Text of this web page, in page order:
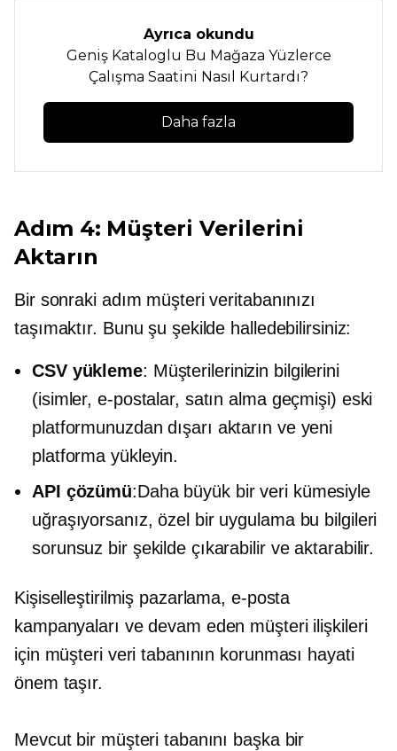
Ayrıca okundu
Geniş Kataloglu Bu Mağaza Yüzlerce
Çalışma Saatini Nasıl Kurtardı?
Daha fazla
Adım 4: Müşteri Verilerini
Aktarın
Bir sonraki adım müşteri veritabanınızı
taşımaktır. Bunu şu şekilde halledebilirsiniz:
CSV yükleme: Müşterilerinizin bilgilerini
(isimler, e-postalar, satın alma geçmişi) eski
platformunuzdan dışarı aktarın ve yeni
platforma yükleyin.
API çözümü:Daha büyük bir veri kümesiyle
uğraşıyorsanız, özel bir uygulama bu bilgileri
sorunsuz bir şekilde çıkarabilir ve aktarabilir.
Kişiselleştirilmiş pazarlama, e-posta
kampanyaları ve devam eden müşteri ilişkileri
için müşteri veri tabanının korunması hayati
önem taşır.
Mevcut bir müşteri tabanını başka bir